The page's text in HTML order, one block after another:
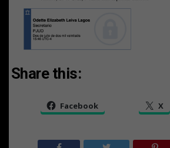
Share this:
Facebook X